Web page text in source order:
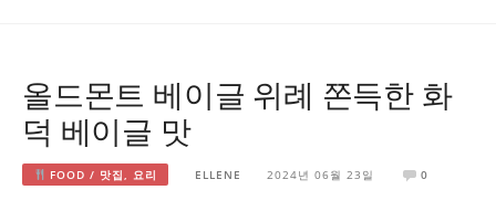
올드몬트 베이글 위례 쫀득한 화
덕 베이글 맛
FOOD / 맛집, 요리 ELLENE 2024년 06월 23일 0